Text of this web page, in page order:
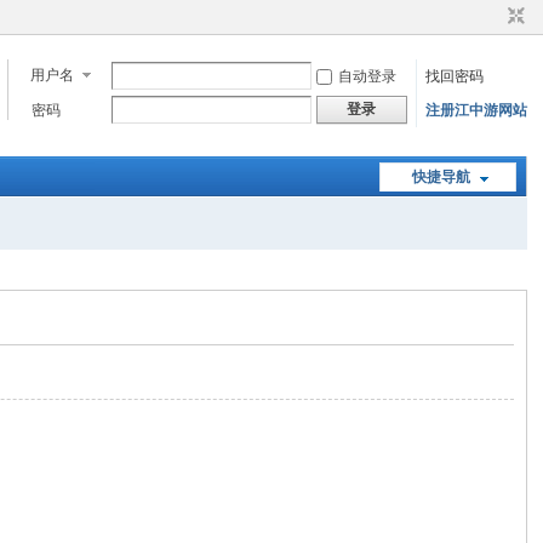
用户名 自动登录
找回密码
密码
登录 注册江中游网站
快捷导航